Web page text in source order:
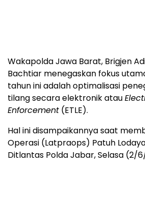
Wakapolda Jawa Barat, Brigjen
Bachtiar menegaskan fokus
tahun ini adalah optimalisasi
tilang secara elektronik atau
Enforcement (ETLE).
Hal ini disampaikannya saat
Operasi (Latpraops) Patuh
Ditlantas Polda Jabar, Selasa (2/